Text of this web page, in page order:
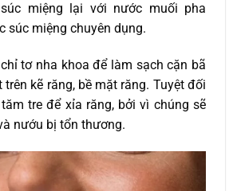
miệng lại với nước muối pha
súc miệng chuyên dụng.
tơ nha khoa để làm sạch cặn bã
kẽ răng, bề mặt răng. Tuyệt đối
tre để xỉa răng, bởi vì chúng sẽ
nướu bị tổn thương.